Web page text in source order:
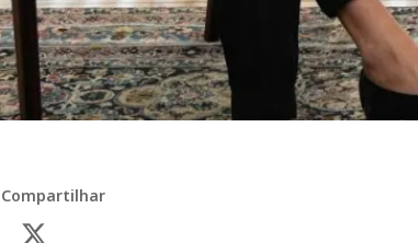
Compartilhar